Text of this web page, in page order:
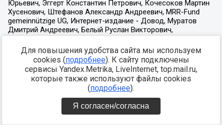
Для повышения удобства сайта мы используем
cookies (подробнее). К сайту подключены
сервисы Yandex.Metrika, LiveInternet, top.mail.ru,
которые также используют файлы cookies
(подробнее).
Я согласен/согласна